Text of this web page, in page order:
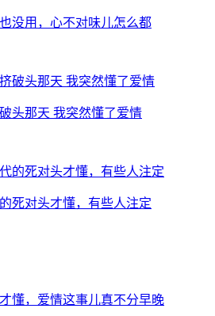
没用，心不对味儿怎么都
头那天 我突然懂了爱情
死对头才懂，有些人注定